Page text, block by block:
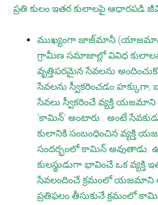
ప్రతి కులం ఇతర కులాలపై ఆధారపడి
ముఖ్యంగా జాజ్‌మానీ (యాజమాన్య)
గ్రామీణ సమాజాల్లో వివిధ
వృత్తిపరమైన సేవలను
సేవలను స్వీకరించడం
సేవలు స్వీకరించే వ్యక్తి
‘కామిన్’ అంటారు.. అంటే
కులానికి సంబంధించిన
సందర్భంలో కామిన్ అవుతాడు.
కులస్థుడుగా భావించే ఒక వ్యక్తి
సేవలందించే క్రమంలో యజమాని
ప్రతిఫలం తీసుకునే క్రమంలో